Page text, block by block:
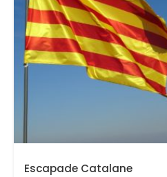
Escapade Catalane